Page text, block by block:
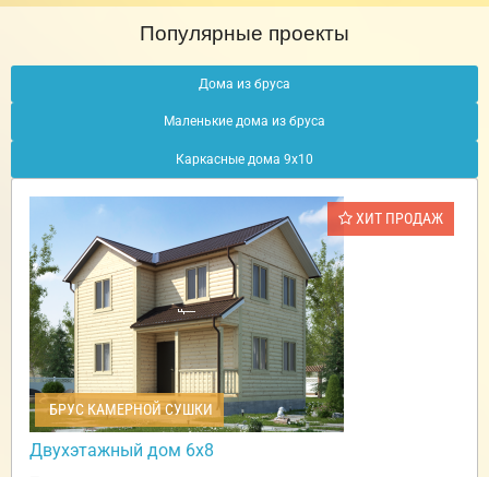
Популярные проекты
Дома из бруса
Маленькие дома из бруса
Каркасные дома 9х10
ХИТ ПРОДАЖ
БРУС КАМЕРНОЙ СУШКИ
Двухэтажный дом 6х8